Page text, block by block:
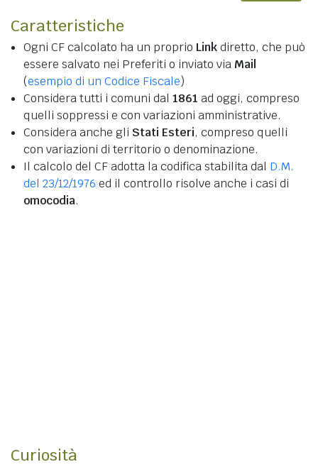
Caratteristiche
Ogni CF calcolato ha un proprio Linkdiretto, che può
essere salvato nei Preferiti o inviato via Mail
(esempio di un Codice Fiscale)
Considera tutti i comuni dal 1861 ad oggi, compreso
quelli soppressi e con variazioni amministrative.
Considera anche gli Stati Esteri, compreso quelli
con variazioni di territorio o denominazione.
Il calcolo del CF adotta la codifica stabilita dal D.M.
del 23/12/1976 ed il controllo risolve anche i casi di
omocodia.
Curiosità